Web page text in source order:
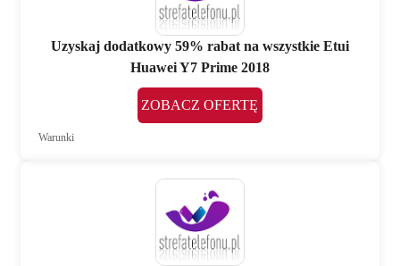
Uzyskaj dodatkowy 59% rabat na wszystkie Etui
Huawei Y7 Prime 2018
ZOBACZ OFERTĘ
Warunki